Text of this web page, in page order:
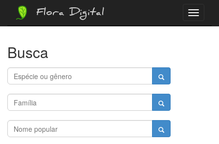
Menu
Flora Digital
Busca